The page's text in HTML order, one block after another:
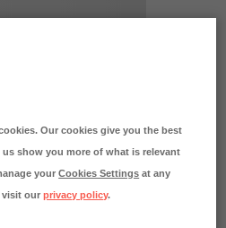
Our cookies give you the best
show you more of what is relevant
yourCookies Settings at any
visit ourprivacy policy.